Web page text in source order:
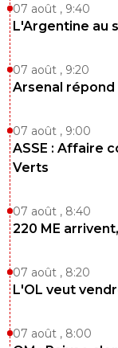
07 août , 9:40
L'Argentine au
07 août , 9:20
Arsenal répond
07 août , 9:00
ASSE : Affaire
Verts
07 août , 8:40
220 ME
07 août , 8:20
L'OL veut
07 août , 8:00